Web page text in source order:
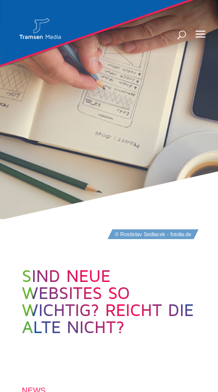
© Rostislav Sedlacek - fotolia.de
SIND NEUE
WEBSITES SO
WICHTIG? REICHT DIE
ALTE NICHT?